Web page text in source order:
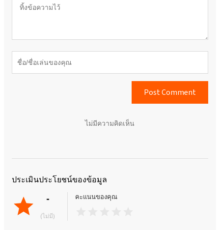
Post Comment
ไม่มีความคิดเห็น
ประเมินประโยชน์ของข้อมูล
-
(ไม่มี)
คะแนนของคุณ